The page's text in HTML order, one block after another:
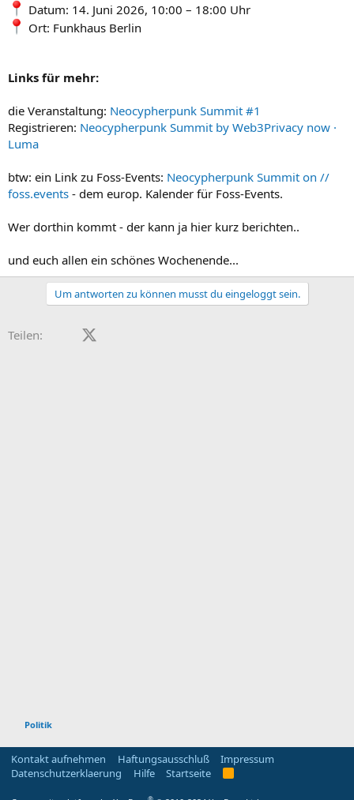
Datum: 14. Juni 2026, 10:00 – 18:00 Uhr
Ort: Funkhaus Berlin
Links für mehr:
die Veranstaltung: Neocypherpunk Summit #1
Registrieren: Neocypherpunk Summit by Web3Privacy now ·
Luma
btw: ein Link zu Foss-Events: Neocypherpunk Summit on //
foss.events - dem europ. Kalender für Foss-Events.
Wer dorthin kommt - der kann ja hier kurz berichten..
und euch allen ein schönes Wochenende...
Um antworten zu können musst du eingeloggt sein.
Teilen: Facebook
Politik
Kontakt aufnehmen Haftungsausschluß
Impressum
Datenschutzerklaerung
Hilfe Startseite
R